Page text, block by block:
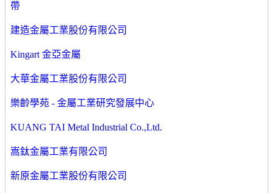
帶
建造金屬工業股份有限公司
Kingart 金亞金屬
大華金屬工業股份有限公司
樂齡學苑 - 金屬工業研究發展中心
KUANG TAI Metal Industrial Co.,Ltd.
嵩鈦金屬工業有限公司
新原金屬工業股份有限公司